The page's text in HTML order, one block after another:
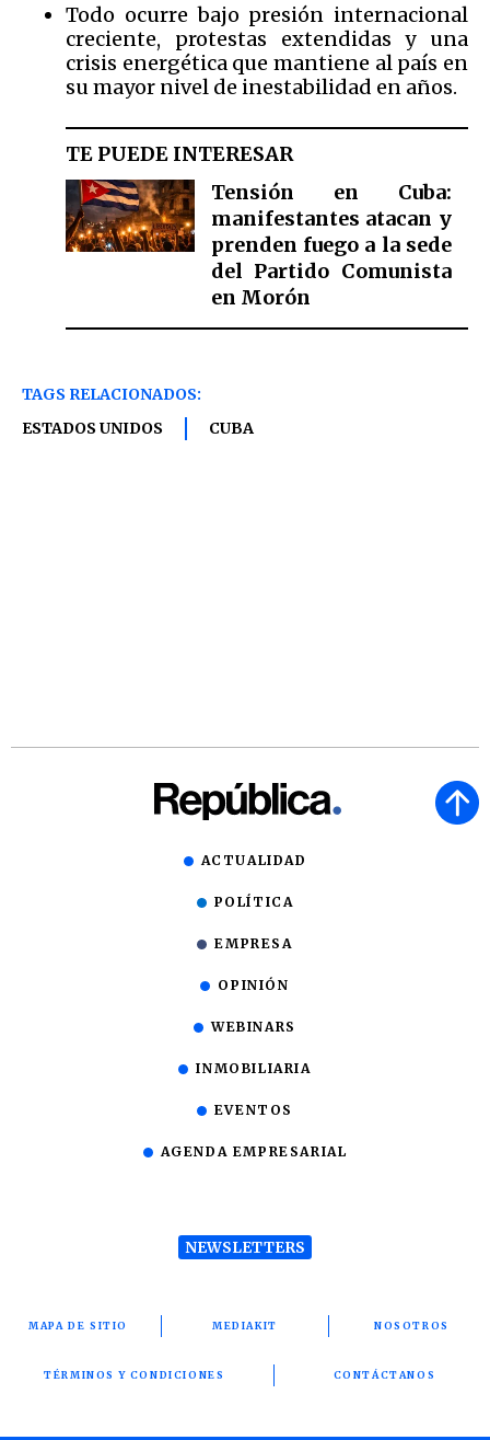
Todo ocurre bajo presión internacional
creciente, protestas extendidas y una
crisis energética que mantiene al país en
su mayor nivel de inestabilidad en años.
TE PUEDE INTERESAR
Tensión en Cuba:
manifestantes atacan y
prenden fuego a la sede
del Partido Comunista
en Morón
TAGS RELACIONADOS:
ESTADOS UNIDOS
CUBA
ACTUALIDAD
POLÍTICA
EMPRESA
OPINIÓN
WEBINARS
INMOBILIARIA
EVENTOS
AGENDA EMPRESARIAL
NEWSLETTERS
MAPA DE SITIO MEDIAKIT NOSOTROS
TÉRMINOS Y CONDICIONES CONTÁCTANOS